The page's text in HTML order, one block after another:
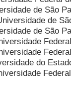
de São
de
de São
do